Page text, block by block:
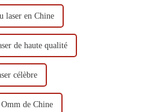
laser en Chine
de haute qualité
célèbre
de Chine